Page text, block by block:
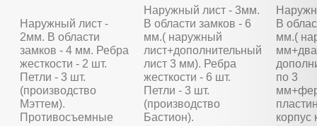
Наружный лист -
2мм. В области
замков - 4 мм. Ребра
жесткости - 2 шт.
Петли - 3 шт.
(производство
Мэттем).
Противосъемные
Наружный лист - 3мм.
В области замков - 6
мм.( наружный
лист+дополнительный
лист 3 мм). Ребра
жесткости - 6 шт.
Петли - 3 шт.
(производство
Бастион).
В
мм.(
мм+два
по 3
корпус